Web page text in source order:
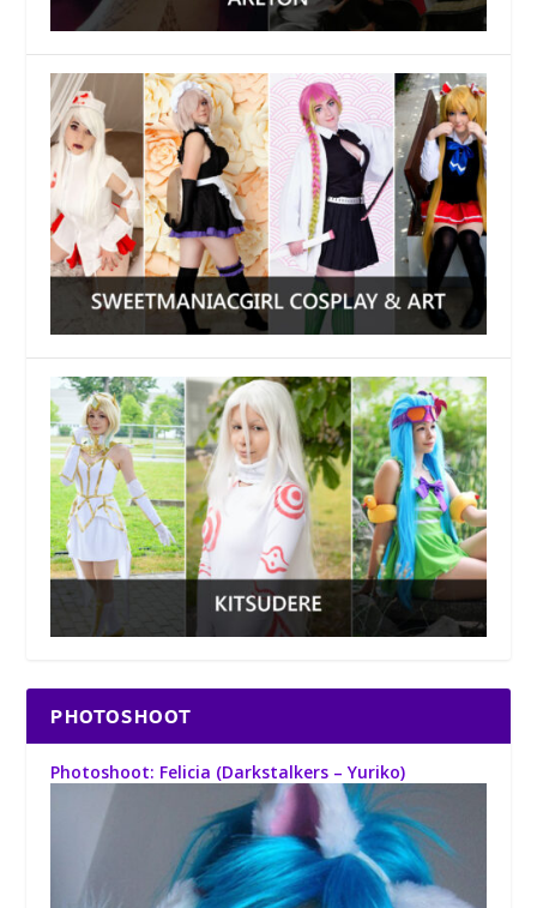
PHOTOSHOOT
Photoshoot: Felicia (Darkstalkers – Yuriko)